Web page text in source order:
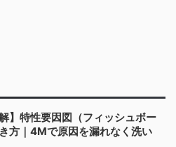
解】特性要因図（フィッシュボー
方｜4Mで原因を漏れなく洗い